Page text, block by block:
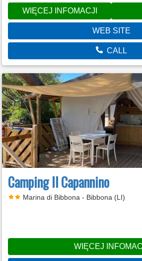
WIĘCEJ INFOMACJI
WEB SITE
CALL
Camping Il Capannino
Marina di Bibbona - Bibbona (LI)
WIĘCEJ